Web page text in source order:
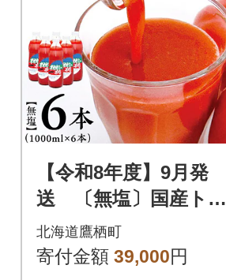
【令和8年度】9月発
送 〔無塩〕国産トマ
トジュース「オオカ
ミの桃」6本セット
北海道鷹栖町
寄付金額 39,000円